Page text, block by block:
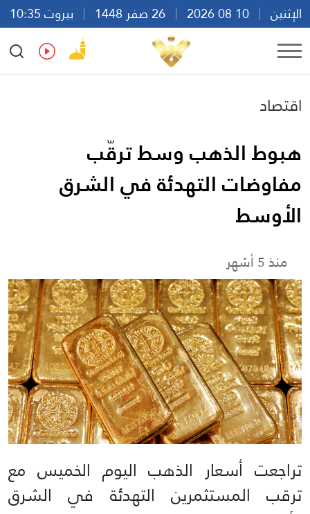
الإثنين
بيروت 10:35
Ar
En Fr Es
اقتصاد
هبوط الذهب وسط ترقّب
مفاوضات التهدئة في الشرق
الأوسط
منذ 5 أشهر
تراجعت أسعار الذهب اليوم الخميس مع
ترقب المستثمرين التهدئة في الشرق